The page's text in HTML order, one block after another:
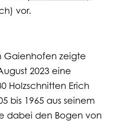
vor.
Gaienhofen zeigte
2023 eine
Holzschnitten Erich
bis 1965 aus seinem
dabei den Bogen von